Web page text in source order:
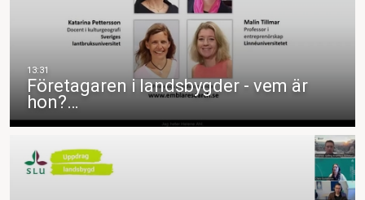
Företagaren i landsbygder - vem är
hon?…